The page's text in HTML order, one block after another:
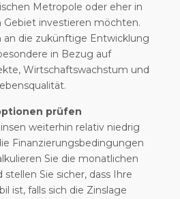
Metropole oder eher in
Gebiet investieren möchten.
an die zukünftige Entwicklung
in Bezug auf
Wirtschaftswachstum und
prüfen
weiterhin relativ niedrig
Finanzierungsbedingungen
Sie die monatlichen
Sie sicher, dass Ihre
ist, falls sich die Zinslage